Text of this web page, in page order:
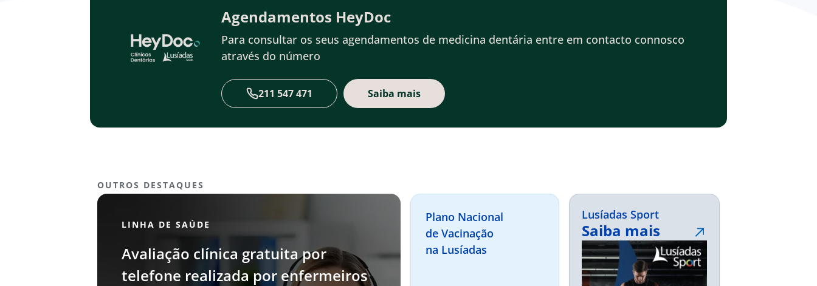
Agendamentos HeyDoc
Para consultar os seus agendamentos de medicina dentária entre em contacto connosco
através do número
211 547 471 Saiba mais
OUTROS DESTAQUES
LINHA DE SAÚDE
Avaliação clínica gratuita por
telefone realizada por enfermeiros
Plano Nacional
de Vacinação
na Lusíadas
Saiba mais
Lusíadas Sport